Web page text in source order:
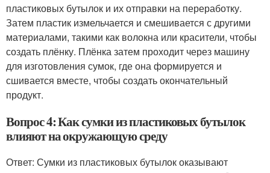
пластиковых бутылок и их отправки на переработку.
Затем пластик измельчается и смешивается с другими
материалами, такими как волокна или красители, чтобы
создать плёнку. Плёнка затем проходит через машину
для изготовления сумок, где она формируется и
сшивается вместе, чтобы создать окончательный
продукт.
Вопрос 4: Как сумки из пластиковых бутылок
влияют на окружающую среду
Ответ: Сумки из пластиковых бутылок оказывают